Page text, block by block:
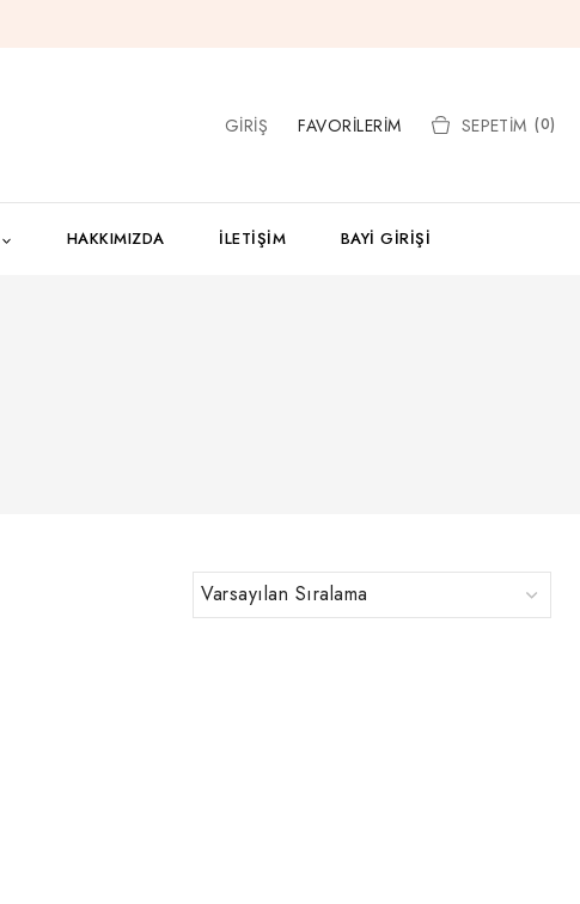
GIRIŞ FAVORILERIM SEPETIM (0)
HAKKIMIZDA İLETIŞIM BAYI GIRIŞI